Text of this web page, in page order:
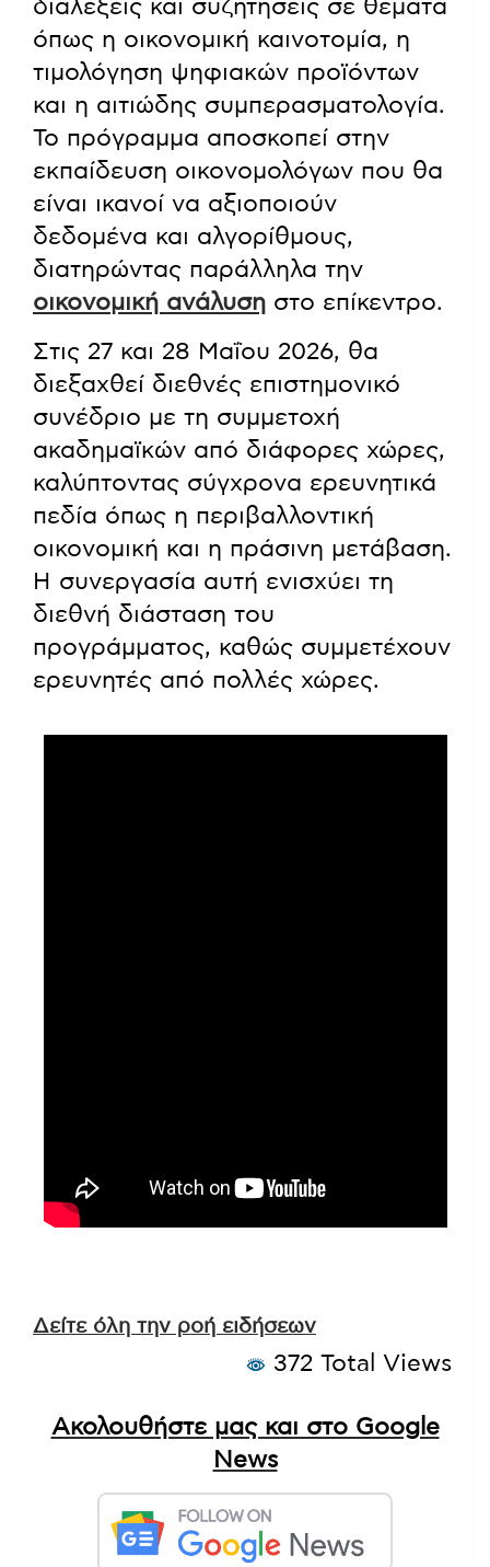
διαλέξεις και συζητήσεις σε θέματα
όπως η οικονομική καινοτομία, η
τιμολόγηση ψηφιακών προϊόντων
και η αιτιώδης συμπερασματολογία.
Το πρόγραμμα αποσκοπεί στην
εκπαίδευση οικονομολόγων που θα
είναι ικανοί να αξιοποιούν
δεδομένα και αλγορίθμους,
διατηρώντας παράλληλα την
οικονομική ανάλυση στο επίκεντρο.
Στις 27 και 28 Μαΐου 2026, θα
διεξαχθεί διεθνές επιστημονικό
συνέδριο με τη συμμετοχή
ακαδημαϊκών από διάφορες χώρες,
καλύπτοντας σύγχρονα ερευνητικά
πεδία όπως η περιβαλλοντική
οικονομική και η πράσινη μετάβαση.
Η συνεργασία αυτή ενισχύει τη
διεθνή διάσταση του
προγράμματος, καθώς συμμετέχουν
ερευνητές από πολλές χώρες.
Δείτε όλη την ροή ειδήσεων
372 Total Views
Ακολουθήστε μας και στο Google
News